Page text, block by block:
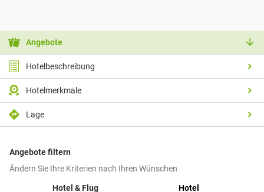
Angebote
Hotelbeschreibung
Hotelmerkmale
Lage
Angebote filtern
Ändern Sie Ihre Kriterien nach Ihren Wünschen
Hotel & Flug
Hotel